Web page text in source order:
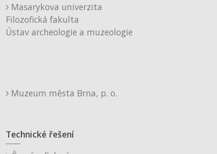
Masarykova univerzita
Filozofická fakulta
Ústav archeologie a muzeologie
Muzeum města Brna, p. o.
Technické řešení